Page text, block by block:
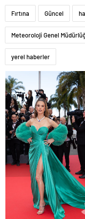
Fırtına Güncel
Meteoroloji Genel
yerel haberler